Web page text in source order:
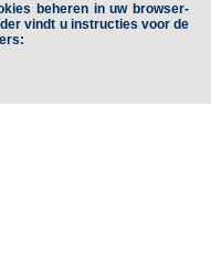
beheren in uw browser-
vindt u instructies voor de